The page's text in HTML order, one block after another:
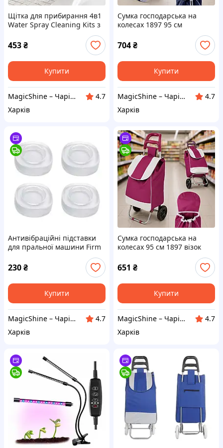
Щітка для прибирання 4в1
Water Spray Cleaning Kits з
розпилювачем для дому та
авто
453₴
Купити
MagicShine – Чарівне сяйво у кожному виробі
4.7
Харків
Сумка господарська на
колесах 1897 95 см
кравчучка для покупок
704₴
Купити
MagicShine – Чарівне сяйво у кожному виробі
4.7
Харків
Антивібраційні підставки
для пральної машини Firm
4 шт комплект для техніки
230₴
Купити
MagicShine – Чарівне сяйво у кожному виробі
4.7
Харків
Сумка господарська на
колесах 95 см 1897 візок
651 ₴
Купити
MagicShine – Чарівне сяйво у кожному виробі
4.7
Харків